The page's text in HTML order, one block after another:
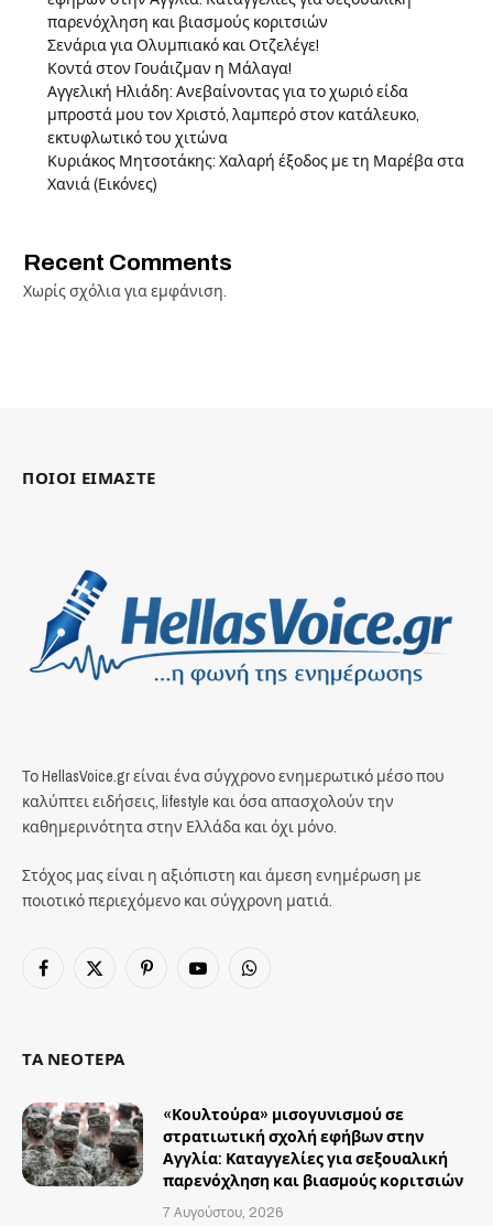
παρενόχληση και βιασμούς κοριτσιών
Σενάρια για Ολυμπιακό και Οτζελέγε!
Κοντά στον Γουάιζμαν η Μάλαγα!
Αγγελική Ηλιάδη: Ανεβαίνοντας για το χωριό είδα
μπροστά μου τον Χριστό, λαμπερό στον κατάλευκο,
εκτυφλωτικό του χιτώνα
Κυριάκος Μητσοτάκης: Χαλαρή έξοδος με τη Μαρέβα στα
Χανιά (Εικόνες)
Recent Comments
Χωρίς σχόλια για εμφάνιση.
ΠΟΙΟΙ ΕΙΜΑΣΤΕ
Το HellasVoice.gr είναι ένα σύγχρονο ενημερωτικό μέσο που
καλύπτει ειδήσεις, lifestyle και όσα απασχολούν την
καθημερινότητα στην Ελλάδα και όχι μόνο.
Στόχος μας είναι η αξιόπιστη και άμεση ενημέρωση με
ποιοτικό περιεχόμενο και σύγχρονη ματιά.
Facebook
X
PinterestYouTubeWhatsApp
ΤΑ ΝΕΟΤΕΡΑ
«Κουλτούρα» μισογυνισμού σε
στρατιωτική σχολή εφήβων στην
Αγγλία: Καταγγελίες για σεξουαλική
παρενόχληση και βιασμούς κοριτσιών
7 Αυγούστου, 2026